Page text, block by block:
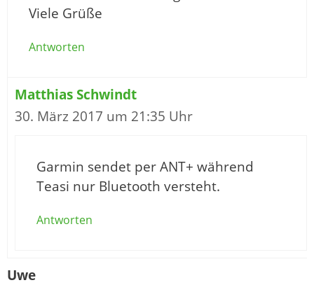
Viele Grüße
Antworten
Matthias Schwindt
30. März 2017 um 21:35 Uhr
Garmin sendet per ANT+ während
Teasi nur Bluetooth versteht.
Antworten
Uwe